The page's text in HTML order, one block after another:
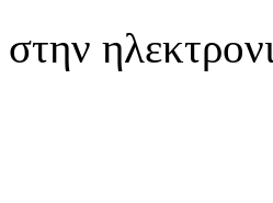
στην